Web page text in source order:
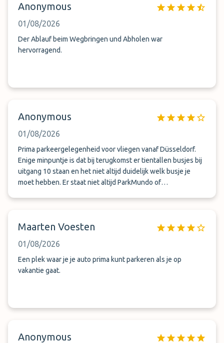
Anonymous
01/08/2026
Der Ablauf beim Wegbringen und Abholen war
hervorragend.
Anonymous
01/08/2026
Prima parkeergelegenheid voor vliegen vanaf Düsseldorf.
Enige minpuntje is dat bij terugkomst er tientallen busjes bij
uitgang 10 staan en het niet altijd duidelijk welk busje je
moet hebben. Er staat niet altijd ParkMundo of
Maarten Voesten
01/08/2026
Een plek waar je je auto prima kunt parkeren als je op
vakantie gaat.
Anonymous